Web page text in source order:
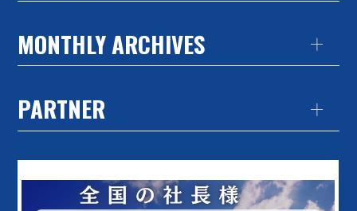
MONTHLY ARCHIVES
PARTNER